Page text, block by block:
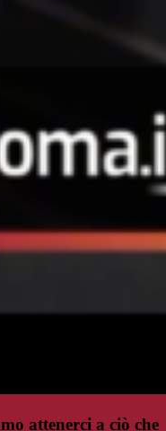
attenerci a ciò che